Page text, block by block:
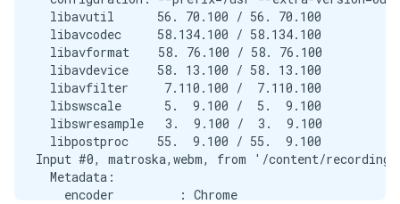
  libavutil      56. 70.100 / 56. 70.100
  libavcodec     58.134.100 / 58.134.100
  libavformat    58. 76.100 / 58. 76.100
  libavdevice    58. 13.100 / 58. 13.100
  libavfilter     7.110.100 /  7.110.100
  libswscale      5.  9.100 /  5.  9.100
  libswresample   3.  9.100 /  3.  9.100
  libpostproc    55.  9.100 / 55.  9.100
Input #0, matroska,webm, from '/content/
  Metadata:
    encoder         : Chrome